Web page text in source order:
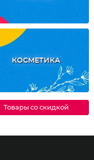
КОСМЕТИКА
Товары со скидкой